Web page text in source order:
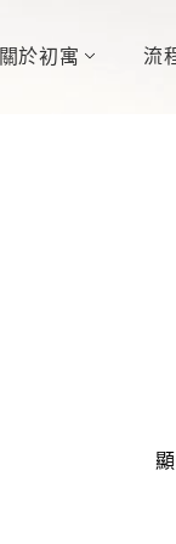
關於初寓 流